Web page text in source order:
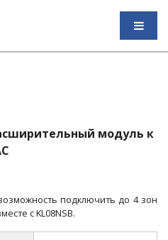
модуль к
подключить до 4 зон
с KL08NSB.